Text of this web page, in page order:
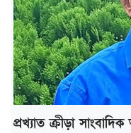
প্রখ্যাত ক্রীড়া